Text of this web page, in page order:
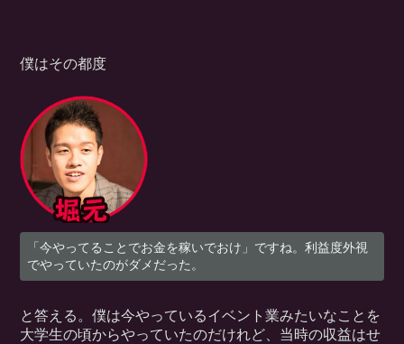
僕はその都度
「今やってることでお金を稼いでおけ」ですね。利益度外視
でやっていたのがダメだった。
と答える。僕は今やっているイベント業みたいなことを
大学生の頃からやっていたのだけれど、当時の収益はせ